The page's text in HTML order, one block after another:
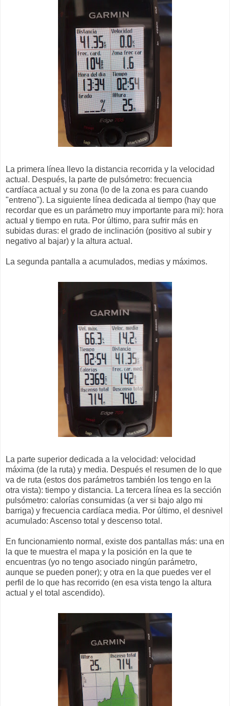
La primera línea llevo la distancia recorrida y la velocidad
actual. Después, la parte de pulsómetro: frecuencia
cardíaca actual y su zona (lo de la zona es para cuando
"entreno"). La siguiente línea dedicada al tiempo (hay que
recordar que es un parámetro muy importante para mi): hora
actual y tiempo en ruta. Por último, para sufrir más en
subidas duras: el grado de inclinación (positivo al subir y
negativo al bajar) y la altura actual.
La segunda pantalla a acumulados, medias y máximos.
La parte superior dedicada a la velocidad: velocidad
máxima (de la ruta) y media. Después el resumen de lo que
va de ruta (estos dos parámetros también los tengo en la
otra vista): tiempo y distancia. La tercera línea es la sección
pulsómetro: calorías consumidas (a ver si bajo algo mi
barriga) y frecuencia cardíaca media. Por último, el desnivel
acumulado: Ascenso total y descenso total.
En funcionamiento normal, existe dos pantallas más: una en
la que te muestra el mapa y la posición en la que te
encuentras (yo no tengo asociado ningún parámetro,
aunque se pueden poner); y otra en la que puedes ver el
perfil de lo que has recorrido (en esa vista tengo la altura
actual y el total ascendido).